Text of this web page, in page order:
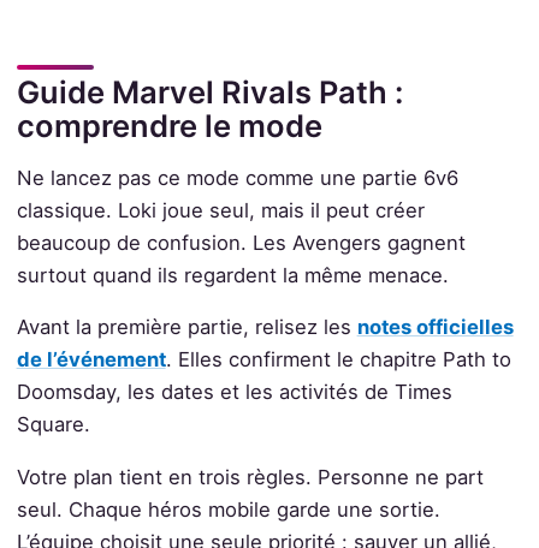
Guide Marvel Rivals Path :
comprendre le mode
Ne lancez pas ce mode comme une partie 6v6
classique. Loki joue seul, mais il peut créer
beaucoup de confusion. Les Avengers gagnent
surtout quand ils regardent la même menace.
Avant la première partie, relisez les notes officielles
de l’événement. Elles confirment le chapitre Path to
Doomsday, les dates et les activités de Times
Square.
Votre plan tient en trois règles. Personne ne part
seul. Chaque héros mobile garde une sortie.
L’équipe choisit une seule priorité : sauver un allié,